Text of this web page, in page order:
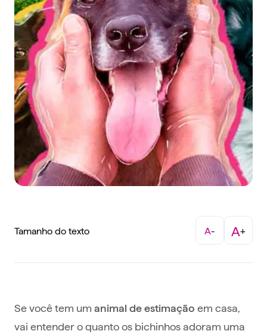
Tamanho do texto A- A+
Se você tem um animal de estimação em casa,
vai entender o quanto os bichinhos adoram uma